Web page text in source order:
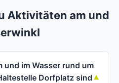
Aktivitäten am und
und im Wasser rund um
Dorfplatz sind